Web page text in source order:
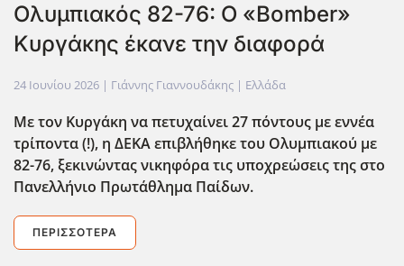
Ολυμπιακός 82-76: Ο «Bomber»
Κυργάκης έκανε την διαφορά
24 Ιουνίου 2026 | Γιάννης Γιαννουδάκης | Ελλάδα
Με τον Κυργάκη να πετυχαίνει 27 πόντους με εννέα
τρίποντα (!), η ΔΕΚΑ επιβλήθηκε του Ολυμπιακού με
82-76, ξεκινώντας νικηφόρα τις υποχρεώσεις της στο
Πανελλήνιο Πρωτάθλημα Παίδων.
ΠΕΡΙΣΣΌΤΕΡΑ